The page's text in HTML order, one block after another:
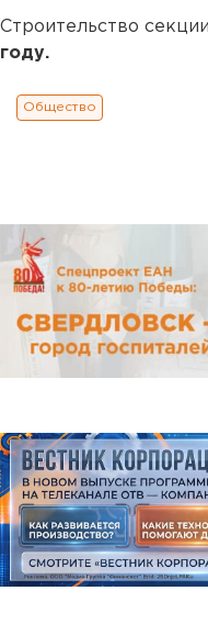
Строительство
году.
Общество